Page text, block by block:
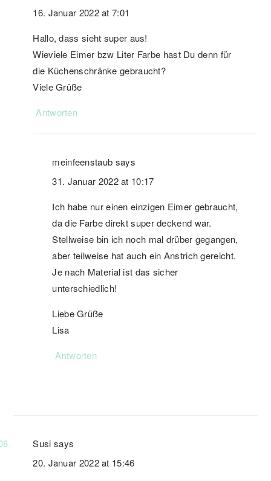
16. Januar 2022 at 7:01
Hallo, dass sieht super aus!
Wieviele Eimer bzw Liter Farbe hast Du denn für
die Küchenschränke gebraucht?
Viele Grüße
Antworten
meinfeenstaub says
31. Januar 2022 at 10:17
Ich habe nur einen einzigen Eimer gebraucht,
da die Farbe direkt super deckend war.
Stellweise bin ich noch mal drüber gegangen,
aber teilweise hat auch ein Anstrich gereicht.
Je nach Material ist das sicher
unterschiedlich!
Liebe Grüße
Lisa
Antworten
Susi says
20. Januar 2022 at 15:46